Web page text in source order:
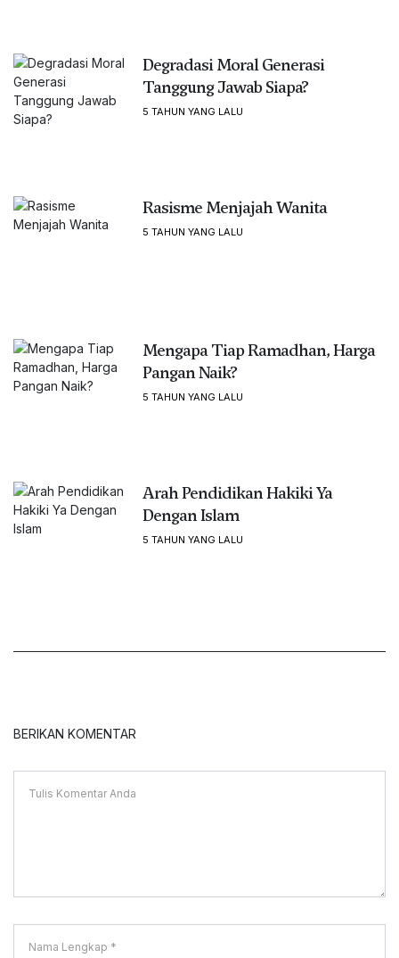
Degradasi Moral Generasi
Tanggung Jawab Siapa?
5 TAHUN YANG LALU
Rasisme Menjajah Wanita
5 TAHUN YANG LALU
Mengapa Tiap Ramadhan, Harga
Pangan Naik?
5 TAHUN YANG LALU
Arah Pendidikan Hakiki Ya
Dengan Islam
5 TAHUN YANG LALU
BERIKAN KOMENTAR